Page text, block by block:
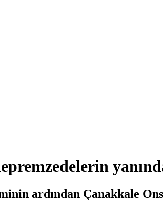
ardından Çanakkale